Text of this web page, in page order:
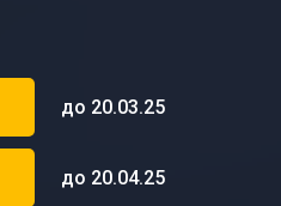
до 20.03.25
до 20.04.25